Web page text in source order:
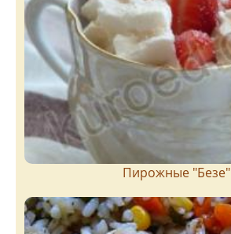
Пирожныe "Бeзe"